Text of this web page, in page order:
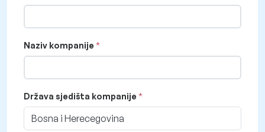
Naziv kompanije
Država sjedišta kompanije
Bosna i Herecegovina